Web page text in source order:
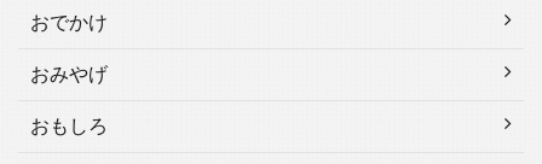
おでかけ
おみやげ
おもしろ